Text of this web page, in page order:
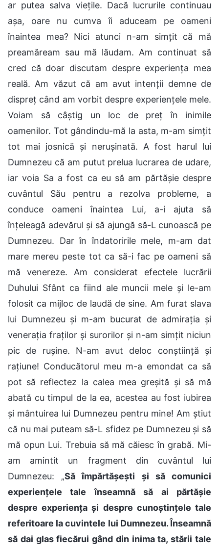
ar putea salva viețile. Dacă lucrurile continuau
așa, oare nu cumva îi aduceam pe oameni
înaintea mea? Nici atunci n-am simțit că mă
preamăream sau mă lăudam. Am continuat să
cred că doar discutam despre experiența mea
reală. Am văzut că am avut intenții demne de
dispreț când am vorbit despre experiențele mele.
Voiam să câștig un loc de preț în inimile
oamenilor. Tot gândindu-mă la asta, m-am simțit
tot mai josnică și nerușinată. A fost harul lui
Dumnezeu că am putut prelua lucrarea de udare,
iar voia Sa a fost ca eu să am părtășie despre
cuvântul Său pentru a rezolva probleme, a
conduce oameni înaintea Lui, a-i ajuta să
înțeleagă adevărul și să ajungă să-L cunoască pe
Dumnezeu. Dar în îndatoririle mele, m-am dat
mare mereu peste tot ca să-i fac pe oameni să
mă venereze. Am considerat efectele lucrării
Duhului Sfânt ca fiind ale muncii mele și le-am
folosit ca mijloc de laudă de sine. Am furat slava
lui Dumnezeu și m-am bucurat de admirația și
venerația fraților și surorilor și n-am simțit niciun
pic de rușine. N-am avut deloc conștiință și
rațiune! Conducătorul meu m-a emondat ca să
pot să reflectez la calea mea greșită și să mă
abată cu timpul de la ea, acestea au fost iubirea
și mântuirea lui Dumnezeu pentru mine! Am știut
că nu mai puteam să-L sfidez pe Dumnezeu și să
mă opun Lui. Trebuia să mă căiesc în grabă. Mi-
am amintit un fragment din cuvântul lui
Dumnezeu: „Să împărtășești și să comunici
experiențele tale înseamnă să ai părtășie
despre experiența și despre cunoștințele tale
referitoare la cuvintele lui Dumnezeu. Înseamnă
să dai glas fiecărui gând din inima ta, stării tale